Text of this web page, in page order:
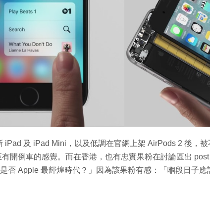
iPad 及 iPad Mini，以及低調在官網上架 AirPods 2 後，
開倒車的感覺。而在香港，也有忠實果粉在討論區出 post
否 Apple 最輝煌時代？」因為該果粉有感：「嗰段日子應